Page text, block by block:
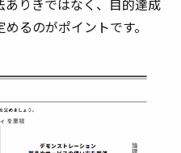
りきではなく、目的達成
るのがポイントです。